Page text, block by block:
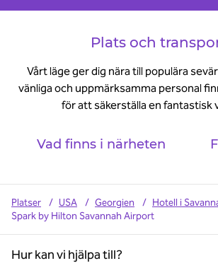
Plats och
Vårt läge ger dig nära till populära
vänliga och uppmärksamma personal
för att säkerställa en fantastisk
Vad finns i närheten
Platser / USA / Georgien / Hotell i
Spark by Hilton Savannah Airport
Hur kan vi hjälpa till?